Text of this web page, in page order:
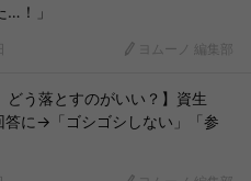
…！」
ヨムーノ 編集部
どう落とすのがいい？】資生
答に→「ゴシゴシしない」「参